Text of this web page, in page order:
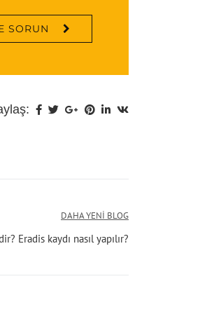
SORUN
DAHA YENI BLOG
Eradis kaydı nasıl yapılır?